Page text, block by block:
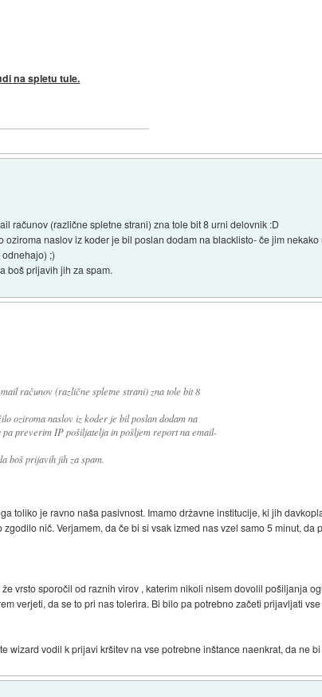
na spletu tule.
računov (različne spletne strani) zna tole bit 8 urni delovnik :D
naslov iz koder je bil poslan dodam na blacklisto- če jim
;)
boš prijavih jih za spam.
računov (različne spletne strani) zna tole bit 8
oziroma naslov iz koder je bil poslan dodam na
preverim IP pošiljatelja in pošljem report na email-
boš prijavih jih za spam.
toliko je ravno naša pasivnost. Imamo državne institucije, ki jih
nič. Verjamem, da če bi si vsak izmed nas vzel samo 5 minut, da
vrsto sporočil od raznih virov , katerim nikoli nisem dovolil pošiljanja
verjeti, da se to pri nas tolerira. Bi bilo pa potrebno začeti prijavljati vse
wizard vodil k prijavi kršitev na vse potrebne inštance naenkrat, da ne